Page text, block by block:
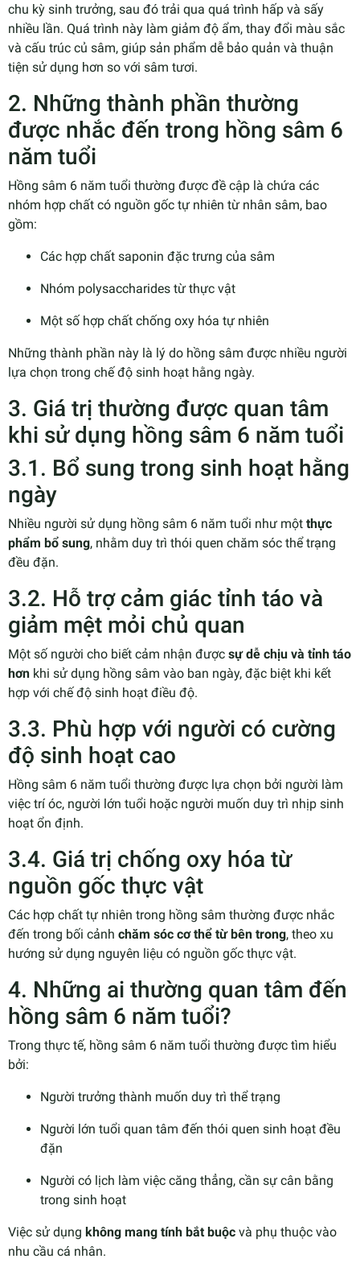
chu kỳ sinh trưởng, sau đó trải qua quá trình hấp và sấy
nhiều lần. Quá trình này làm giảm độ ẩm, thay đổi màu sắc
và cấu trúc củ sâm, giúp sản phẩm dễ bảo quản và thuận
tiện sử dụng hơn so với sâm tươi.
2. Những thành phần thường
được nhắc đến trong hồng sâm 6
năm tuổi
Hồng sâm 6 năm tuổi thường được đề cập là chứa các
nhóm hợp chất có nguồn gốc tự nhiên từ nhân sâm, bao
gồm:
Các hợp chất saponin đặc trưng của sâm
Nhóm polysaccharides từ thực vật
Một số hợp chất chống oxy hóa tự nhiên
Những thành phần này là lý do hồng sâm được nhiều người
lựa chọn trong chế độ sinh hoạt hằng ngày.
3. Giá trị thường được quan tâm
khi sử dụng hồng sâm 6 năm tuổi
3.1. Bổ sung trong sinh hoạt hằng
ngày
Nhiều người sử dụng hồng sâm 6 năm tuổi như một thực
phẩm bổ sung, nhằm duy trì thói quen chăm sóc thể trạng
đều đặn.
3.2. Hỗ trợ cảm giác tỉnh táo và
giảm mệt mỏi chủ quan
Một số người cho biết cảm nhận được sự dễ chịu và tỉnh táo
hơn khi sử dụng hồng sâm vào ban ngày, đặc biệt khi kết
hợp với chế độ sinh hoạt điều độ.
3.3. Phù hợp với người có cường
độ sinh hoạt cao
Hồng sâm 6 năm tuổi thường được lựa chọn bởi người làm
việc trí óc, người lớn tuổi hoặc người muốn duy trì nhịp sinh
hoạt ổn định.
3.4. Giá trị chống oxy hóa từ
nguồn gốc thực vật
Các hợp chất tự nhiên trong hồng sâm thường được nhắc
đến trong bối cảnh chăm sóc cơ thể từ bên trong, theo xu
hướng sử dụng nguyên liệu có nguồn gốc thực vật.
4. Những ai thường quan tâm đến
hồng sâm 6 năm tuổi?
Trong thực tế, hồng sâm 6 năm tuổi thường được tìm hiểu
bởi:
Người trưởng thành muốn duy trì thể trạng
Người lớn tuổi quan tâm đến thói quen sinh hoạt đều
đặn
Người có lịch làm việc căng thẳng, cần sự cân bằng
trong sinh hoạt
Việc sử dụng không mang tính bắt buộc và phụ thuộc vào
nhu cầu cá nhân.